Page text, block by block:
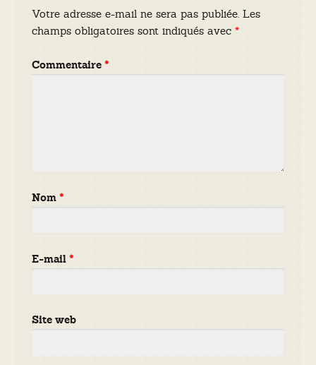
Votre adresse e-mail ne sera pas publiée. Les
champs obligatoires sont indiqués avec*
Commentaire*
Nom*
E-mail*
Site web